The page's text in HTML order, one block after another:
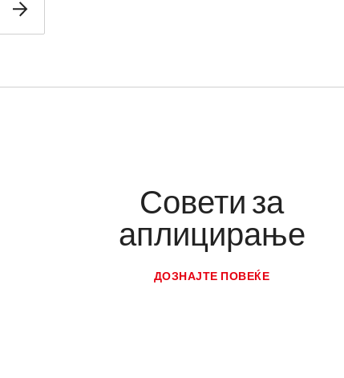
Совети за
аплицирање
ДОЗНАЈТЕ ПОВЕЌЕ